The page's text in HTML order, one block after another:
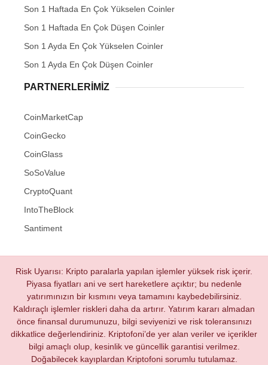
Son 1 Haftada En Çok Yükselen Coinler
Son 1 Haftada En Çok Düşen Coinler
Son 1 Ayda En Çok Yükselen Coinler
Son 1 Ayda En Çok Düşen Coinler
PARTNERLERIMIZ
CoinMarketCap
CoinGecko
CoinGlass
SoSoValue
CryptoQuant
IntoTheBlock
Santiment
Risk Uyarısı: Kripto paralarla yapılan işlemler yüksek risk içerir.
Piyasa fiyatları ani ve sert hareketlere açıktır; bu nedenle
yatırımınızın bir kısmını veya tamamını kaybedebilirsiniz.
Kaldıraçlı işlemler riskleri daha da artırır. Yatırım kararı almadan
önce finansal durumunuzu, bilgi seviyenizi ve risk toleransınızı
dikkatlice değerlendiriniz. Kriptofoni’de yer alan veriler ve içerikler
bilgi amaçlı olup, kesinlik ve güncellik garantisi verilmez.
Doğabilecek kayıplardan Kriptofoni sorumlu tutulamaz.